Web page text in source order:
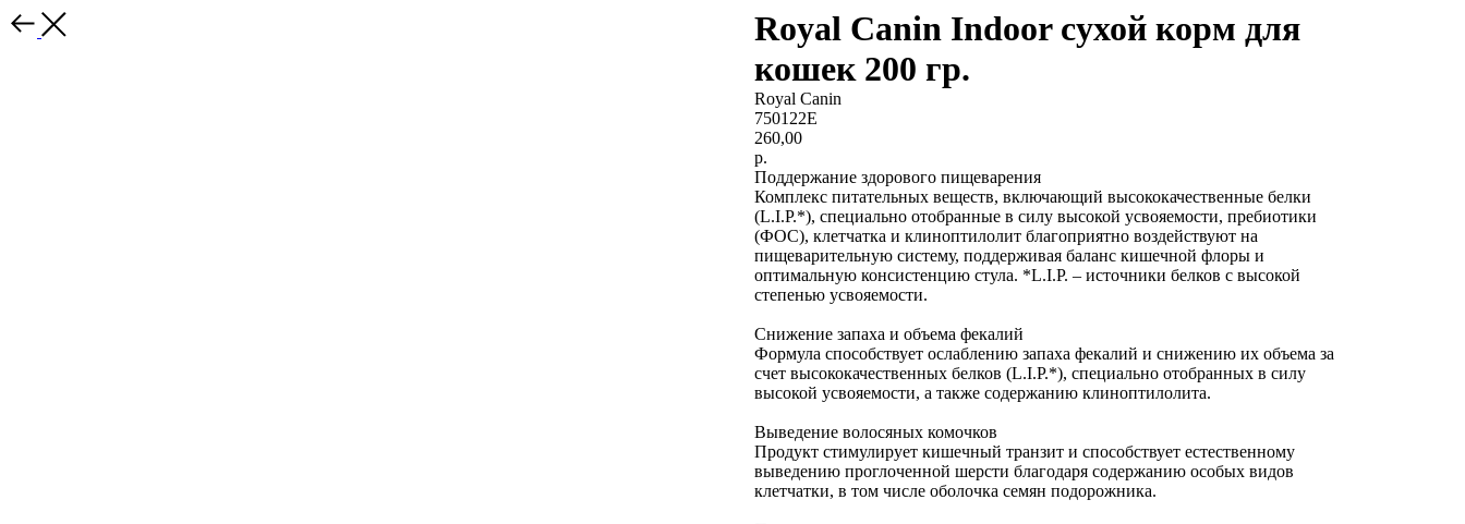
Royal Canin Indoor сухой корм для
кошек 200 гр.
Royal Canin
750122E
260,00
р.
Поддержание здорового пищеварения
Комплекс питательных веществ, включающий высококачественные белки
(L.I.P.*), специально отобранные в силу высокой усвояемости, пребиотики
(ФОС), клетчатка и клиноптилолит благоприятно воздействуют на
пищеварительную систему, поддерживая баланс кишечной флоры и
оптимальную консистенцию стула. *L.I.P. – источники белков с высокой
степенью усвояемости.
Снижение запаха и объема фекалий
Формула способствует ослаблению запаха фекалий и снижению их объема за
счет высококачественных белков (L.I.P.*), специально отобранных в силу
высокой усвояемости, а также содержанию клиноптилолита.
Выведение волосяных комочков
Продукт стимулирует кишечный транзит и способствует естественному
выведению проглоченной шерсти благодаря содержанию особых видов
клетчатки, в том числе оболочка семян подорожника.